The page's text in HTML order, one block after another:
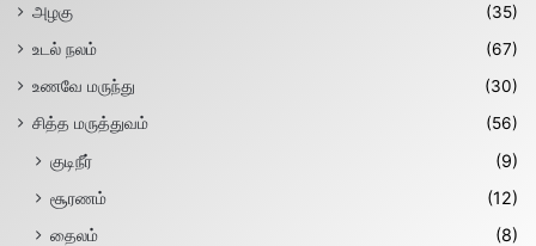
அழகு
(35)
உடல் நலம்
(67)
உணவே மருந்து
(30)
சித்த மருத்துவம்
(56)
குடிநீர்
(9)
சூரணம்
(12)
தைலம்
(8)